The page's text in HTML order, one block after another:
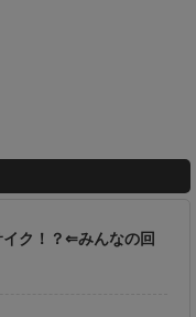
イク！？⇐みんなの回